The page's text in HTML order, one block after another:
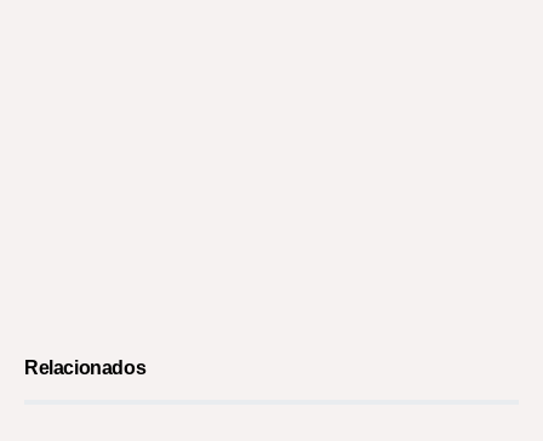
Relacionados